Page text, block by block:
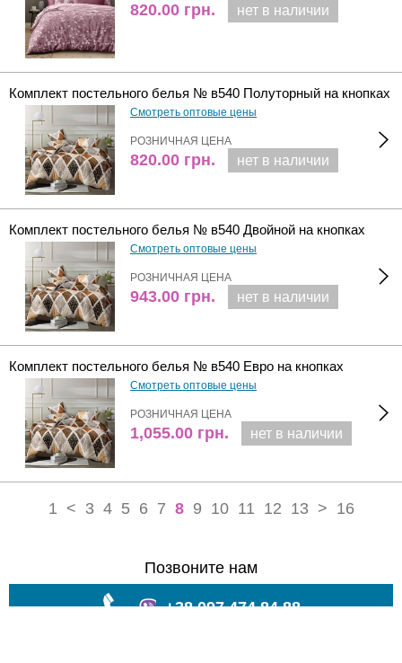
820.00 грн. нет в наличии
Комплект постельного белья № в540 Полуторный на кнопках
Смотреть оптовые цены
РОЗНИЧНАЯ ЦЕНА
820.00 грн. нет в наличии
Комплект постельного белья № в540 Двойной на кнопках
Смотреть оптовые цены
РОЗНИЧНАЯ ЦЕНА
943.00 грн. нет в наличии
Комплект постельного белья № в540 Евро на кнопках
Смотреть оптовые цены
РОЗНИЧНАЯ ЦЕНА
1,055.00 грн. нет в наличии
1 < 3 4 5 6 7 8 9 10 11 12 13 > 16
Позвоните нам
+38 097 474 84 88